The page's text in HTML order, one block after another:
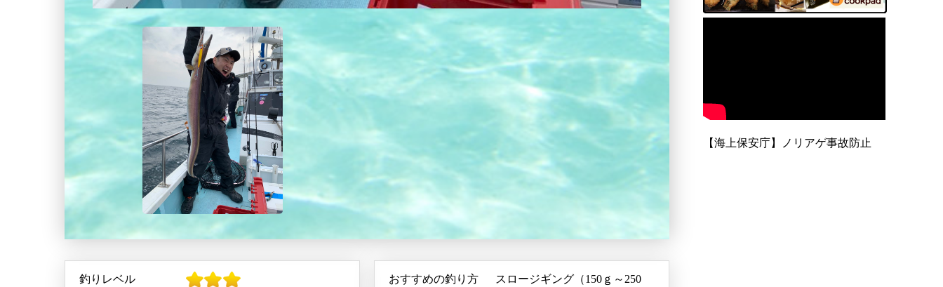
釣りレベル おすすめの釣り方
スロージギング（150ｇ～250
【海上保安庁】ノリアゲ事故防止